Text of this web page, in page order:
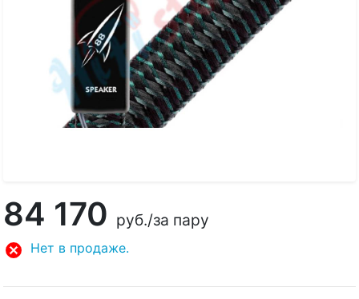
84 170 руб./за пару
Нет в продаже.